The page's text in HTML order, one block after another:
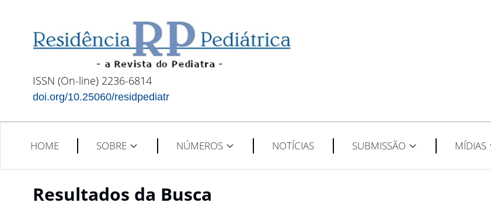
ISSN (On-line) 2236-6814
doi.org/10.25060/residpediatr
HOME SOBRE NÚMEROS NOTÍCIAS SUBMISSÃO MÍDIAS
Resultados da Busca